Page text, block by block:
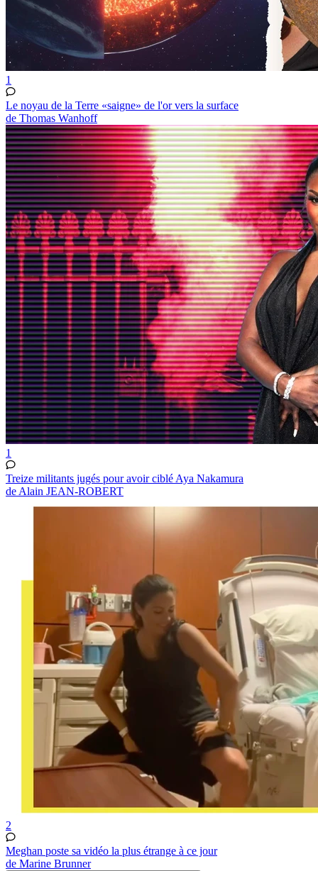
1
Le noyau de la Terre «saigne» de l'or vers la surface
de Thomas Wanhoff
1
Treize militants jugés pour avoir ciblé Aya Nakamura
de Alain JEAN-ROBERT
2
Meghan poste sa vidéo la plus étrange à ce jour
de Marine Brunner